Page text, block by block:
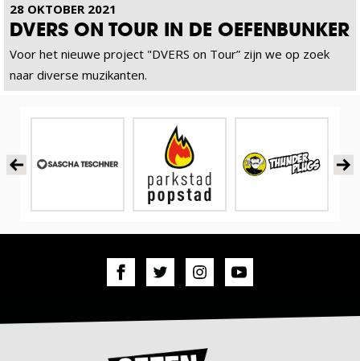
28 OKTOBER 2021
DVERS ON TOUR IN DE OEFENBUNKER
Voor het nieuwe project "DVERS on Tour” zijn we op zoek
naar diverse muzikanten.